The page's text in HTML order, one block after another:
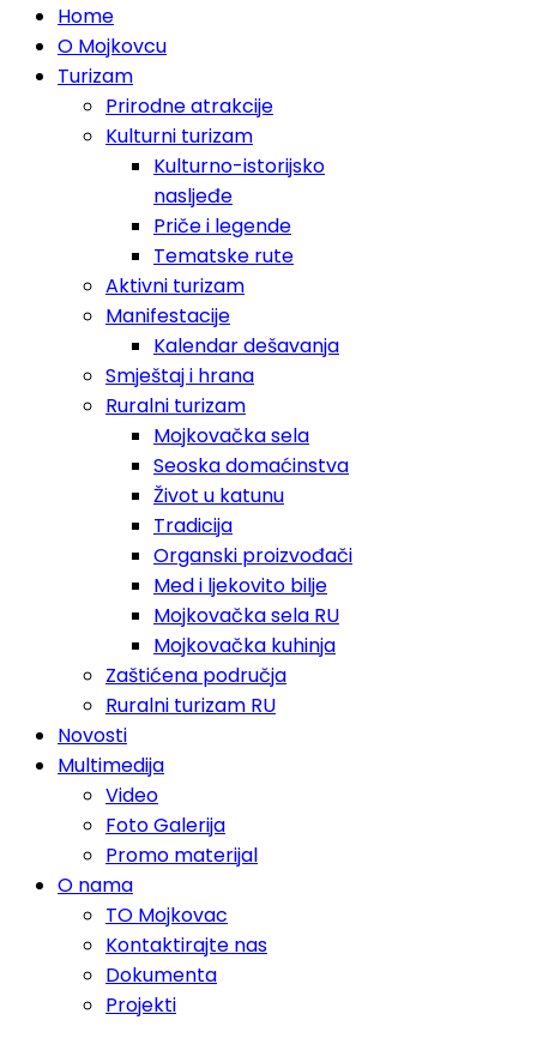
Home
O Mojkovcu
Turizam
Prirodne atrakcije
Kulturni turizam
Kulturno-istorijsko
nasljeđe
Priče i legende
Tematske rute
Aktivni turizam
Manifestacije
Kalendar dešavanja
Smještaj i hrana
Ruralni turizam
Mojkovačka sela
Seoska domaćinstva
Život u katunu
Tradicija
Organski proizvođači
Med i ljekovito bilje
Mojkovačka sela RU
Mojkovačka kuhinja
Zaštićena područja
Ruralni turizam RU
Novosti
Multimedija
Video
Foto Galerija
Promo materijal
O nama
TO Mojkovac
Kontaktirajte nas
Dokumenta
Projekti